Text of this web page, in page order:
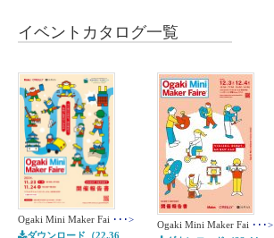
イベントカタログ一覧
Ogaki Mini Maker Fai ･･･>
ダウンロード（22.36
Ogaki Mini Maker Fai ･･･>